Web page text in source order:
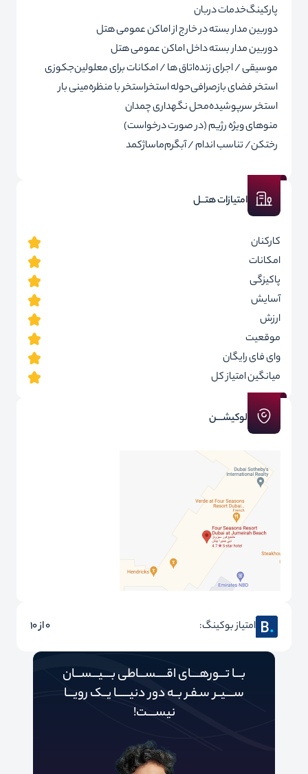
پارکینگخدمات دربان
دوربین مدار بسته در خارج از اماکن عمومی هتل
دوربین مدار بسته داخل اماکن عمومی هتل
موسیقی / اجرای زندهاتاق ها / امکانات برای معلولینجکوزی
استخر فضای بازصرافیحوله استخراستخر با منظرهمینی بار
استخر سرپوشیدهمحل نگهداری چمدان
منوهای ویژه رژیم (در صورت درخواست)
رختکن/ تناسب اندام / آبگرمماساژکمد
امتیازات هتــل
کارکنان
امکانات
پاکیزگی
آسایش
ارزش
موقعیت
وای فای رایگان
میانگین امتیاز کل
لوکیشـــن
امتیاز بوکینگ: 0 از 10
بـــا تـــورهــــای اقـــــســـاطی بــــیـــســـان
ســــیــر سـفـر بــه دور‌‌‌‌ دنیـــــ‌‌ـا یــک رویـــا
نیســــت!